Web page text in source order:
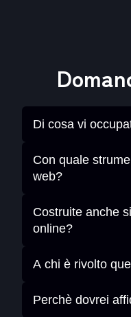
Di cosa vi
Con quale
web?
Costruite anche
online?
A chi è rivolto
Perchè dovrei